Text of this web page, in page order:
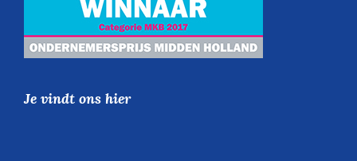
Je vindt ons hier